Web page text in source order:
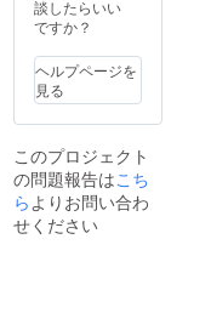
談したらいい
ですか？
ヘルプページを
見る
このプロジェクト
の問題報告はこち
ら よりお問い合わ
せください